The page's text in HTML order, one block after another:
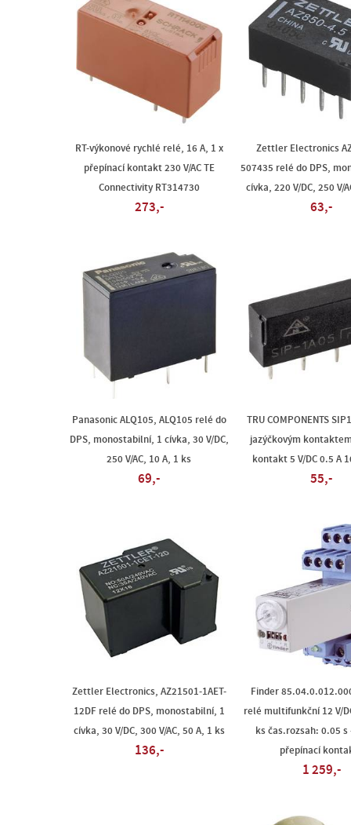
RT-výkonové rychlé relé, 16 A, 1 x
přepínací kontakt 230 V/AC TE
Connectivity RT314730
273,-
Zettler Electronics
507435 relé do DPS,
cívka, 220 V/DC, 250 V/
63,-
Panasonic ALQ105, ALQ105 relé do
DPS, monostabilní, 1 cívka, 30 V/DC,
250 V/AC, 10 A, 1 ks
69,-
TRU COMPONENTS
jazýčkovým
kontakt 5 V/DC 0.5 A
55,-
Zettler Electronics, AZ21501-1AET-
12DF relé do DPS, monostabilní, 1
cívka, 30 V/DC, 300 V/AC, 50 A, 1 ks
136,-
Finder
relé multifunkční 12 V/
ks čas.rozsah: 0.05 s
přepínací
1 259,-